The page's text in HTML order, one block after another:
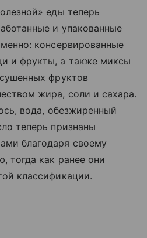
еды теперь
и упакованные
консервированные
и фрукты, а также миксы
фруктов
жира, соли и сахара.
вода, обезжиренный
теперь признаны
благодаря своему
тогда как ранее они
классификации.